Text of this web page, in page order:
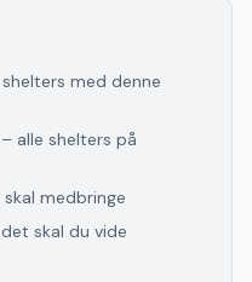
med denne
– alle shelters på
medbringe
skal du vide